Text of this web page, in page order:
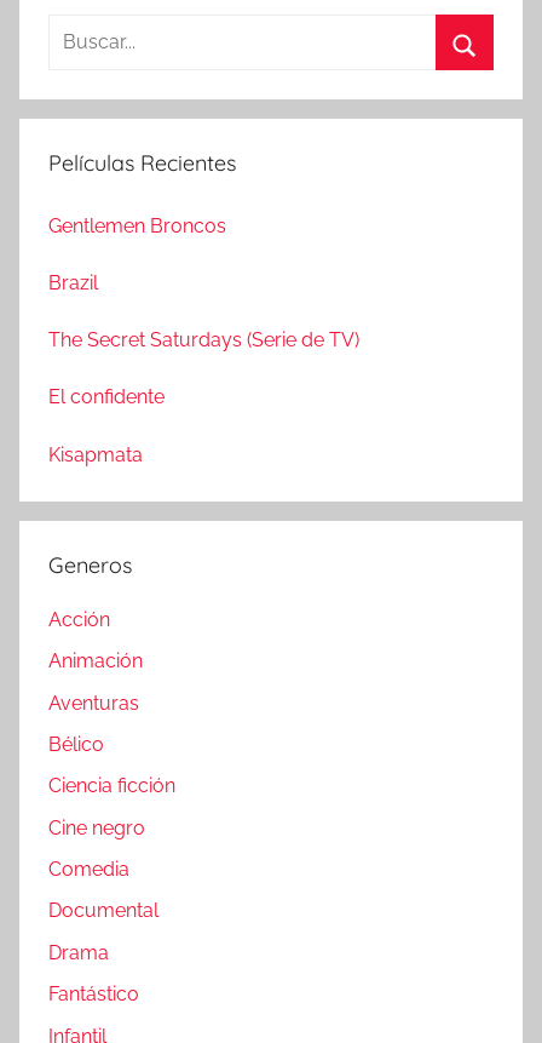
s
a
:
u
Películas Recientes
Gentlemen Broncos
Brazil
The Secret Saturdays (Serie de TV)
El confidente
Kisapmata
Generos
Acción
Animación
Aventuras
Bélico
Ciencia ficción
Cine negro
Comedia
Documental
Drama
Fantástico
Infantil